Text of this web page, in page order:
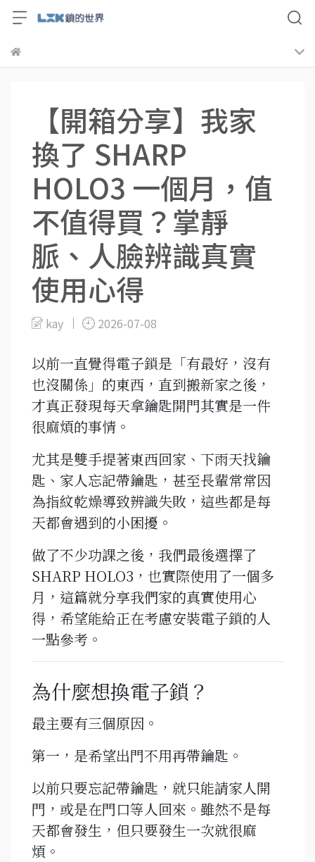
【開箱分享】我家
換了 SHARP
HOLO3 一個月，值
不值得買？掌靜
脈、人臉辨識真實
使用心得
kay 2026-07-08
以前一直覺得電子鎖是「有最好，沒有
也沒關係」的東西，直到搬新家之後，
才真正發現每天拿鑰匙開門其實是一件
很麻煩的事情。
尤其是雙手提著東西回家、下雨天找鑰
匙、家人忘記帶鑰匙，甚至長輩常常因
為指紋乾燥導致辨識失敗，這些都是每
天都會遇到的小困擾。
做了不少功課之後，我們最後選擇了
SHARP HOLO3，也實際使用了一個多
月，這篇就分享我們家的真實使用心
得，希望能給正在考慮安裝電子鎖的人
一點參考。
為什麼想換電子鎖？
最主要有三個原因。
第一，是希望出門不用再帶鑰匙。
以前只要忘記帶鑰匙，就只能請家人開
門，或是在門口等人回來。雖然不是每
天都會發生，但只要發生一次就很麻
煩。